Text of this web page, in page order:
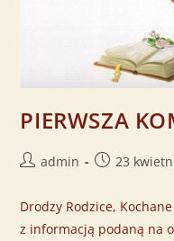
PIERWSZA
admin 23
Drodzy Rodzice,
z informacją podaną na